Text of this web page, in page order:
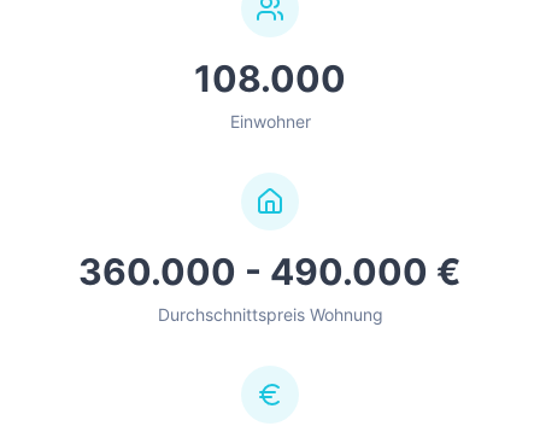
108.000
Einwohner
360.000 - 490.000 €
Durchschnittspreis Wohnung